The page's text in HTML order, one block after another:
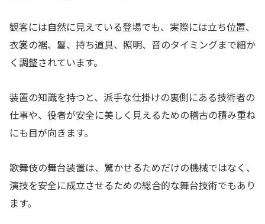
観客には自然に見えている登場でも、実際には立ち位置、
衣裳の裾、鬘、持ち道具、照明、音のタイミングまで細か
く調整されています。
装置の知識を持つと、派手な仕掛けの裏側にある技術者の
仕事や、役者が安全に美しく見えるための稽古の積み重ね
にも目が向きます。
歌舞伎の舞台装置は、驚かせるためだけの機械ではなく、
演技を安全に成立させるための総合的な舞台技術でもあり
ます。